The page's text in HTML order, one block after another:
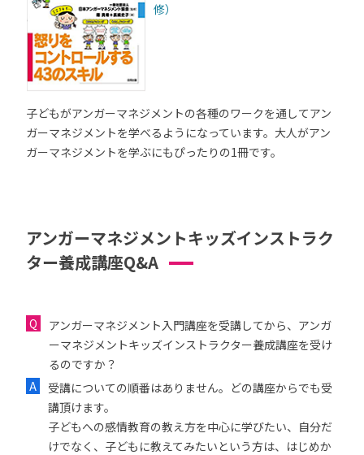
修）
子どもがアンガーマネジメントの各種のワークを通してアン
ガーマネジメントを学べるようになっています。大人がアン
ガーマネジメントを学ぶにもぴったりの1冊です。
アンガーマネジメントキッズインストラク
ター養成講座Q&A
アンガーマネジメント入門講座を受講してから、アンガ
ーマネジメントキッズインストラクター養成講座を受け
るのですか？
受講についての順番はありません。どの講座からでも受
講頂けます。
子どもへの感情教育の教え方を中心に学びたい、自分だ
けでなく、子どもに教えてみたいという方は、はじめか